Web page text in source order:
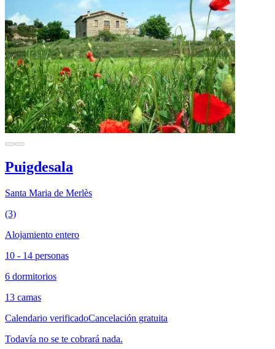
Puigdesala
Santa Maria de Merlès
(3)
Alojamiento entero
10 - 14 personas
6 dormitorios
13 camas
Calendario verificadoCancelación gratuita
Todavía no se te cobrará nada.